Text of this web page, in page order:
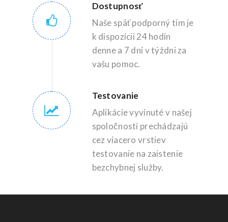
Dostupnosť
Naše späť podporný tím je
k dispozícii 24 hodín
denne a 7 dní v týždni za
vašu pomoc.
Testovanie
Aplikácie vyvinuté v našej
spoločnosti prechádzajú
cez viacero vrstiev
testovanie na zaistenie
bezchybnej služby.